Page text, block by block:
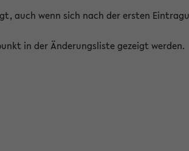
auch wenn sich nach der ersten
in der Änderungsliste gezeigt werden.